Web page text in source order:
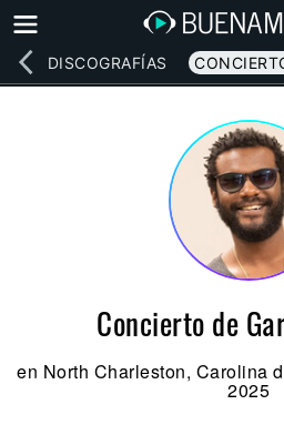
DISCOGRAFÍAS
Concierto de
en North Charleston, Carolina
2025